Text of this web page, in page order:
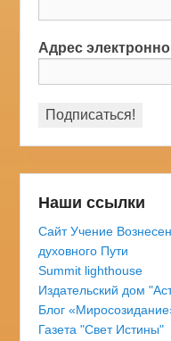
Адрес
Наши ссылки
Сайт Учение
духовного Пути
Summit lighthouse
Издательский дом
Блог
Газета "Свет Истины"